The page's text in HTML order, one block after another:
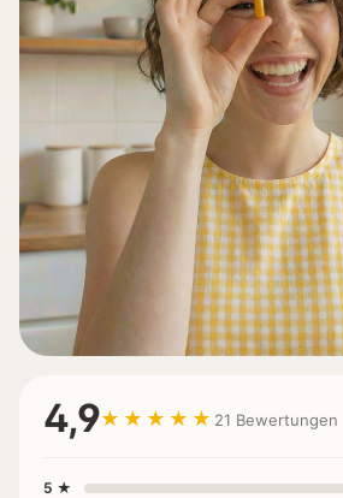
4,9★★★★★ 21 Bewertungen
5 ★